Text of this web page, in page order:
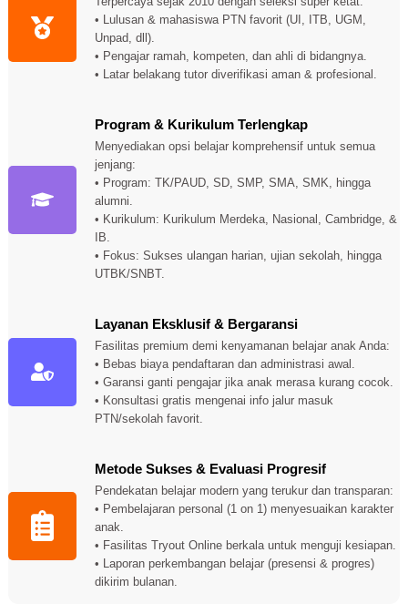
• Lulusan & mahasiswa PTN favorit (UI, ITB, UGM,
Unpad, dll).
• Pengajar ramah, kompeten, dan ahli di bidangnya.
• Latar belakang tutor diverifikasi aman & profesional.
Program & Kurikulum Terlengkap
Menyediakan opsi belajar komprehensif untuk semua
jenjang:
• Program: TK/PAUD, SD, SMP, SMA, SMK, hingga
alumni.
• Kurikulum: Kurikulum Merdeka, Nasional, Cambridge, &
IB.
• Fokus: Sukses ulangan harian, ujian sekolah, hingga
UTBK/SNBT.
Layanan Eksklusif & Bergaransi
Fasilitas premium demi kenyamanan belajar anak Anda:
• Bebas biaya pendaftaran dan administrasi awal.
• Garansi ganti pengajar jika anak merasa kurang cocok.
• Konsultasi gratis mengenai info jalur masuk
PTN/sekolah favorit.
Metode Sukses & Evaluasi Progresif
Pendekatan belajar modern yang terukur dan transparan:
• Pembelajaran personal (1 on 1) menyesuaikan karakter
anak.
• Fasilitas Tryout Online berkala untuk menguji kesiapan.
• Laporan perkembangan belajar (presensi & progres)
dikirim bulanan.